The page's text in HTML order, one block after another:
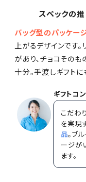
スペックの
バッグ型のパッケー
上がるデザインです
があり、チョコその
十分。手渡しギフト
ギフトコ
こだわ
を実現
品。ブ
ージが
ます。